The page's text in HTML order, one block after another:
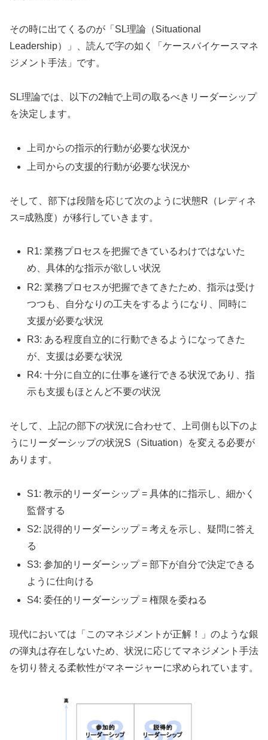
その時に出てくるのが「SL理論（Situational
Leadership）」、読んで字の如く「ケースバイケースマネ
ジメント手法」です。
SL理論では、以下の2軸で上司の取るべきリーダーシップ
を決定します。
上司からの指示的行動が必要な状況か
上司からの支援的行動が必要な状況か
そして、部下は段階を応じて次のように状態R（レディネ
ス=成熟度）が移行していきます。
R1: 業務プロセスを把握できているわけではないた
め、具体的な指示が欲しい状況
R2: 業務プロセスが把握できてきたため、指示は受け
つつも、自分なりの工夫をするようになり、同時に
支援が必要な状況
R3: ある程度自立的に行動できるようになってきた
が、支援は必要な状況
R4: 十分に自立的に仕事を遂行できる状況であり、指
示も支援もほとんど不要の状況
そして、上記の部下の状況に合わせて、上司側も以下のよ
うにリーダーシップの状況S（Situation）を変える必要が
あります。
S1: 教示的リーダーシップ = 具体的に指示し、細かく
監督する
S2: 説得的リーダーシップ = 考えを示し、疑問に答え
る
S3: 参加的リーダーシップ = 部下が自分で決定できる
ように仕向ける
S4: 委任的リーダーシップ = 権限を委ねる
現代においては「このマネジメントが正解！」のような銀
の弾丸は存在しないため、状況に応じてマネジメント手法
を切り替える柔軟性がマネージャーに求められています。